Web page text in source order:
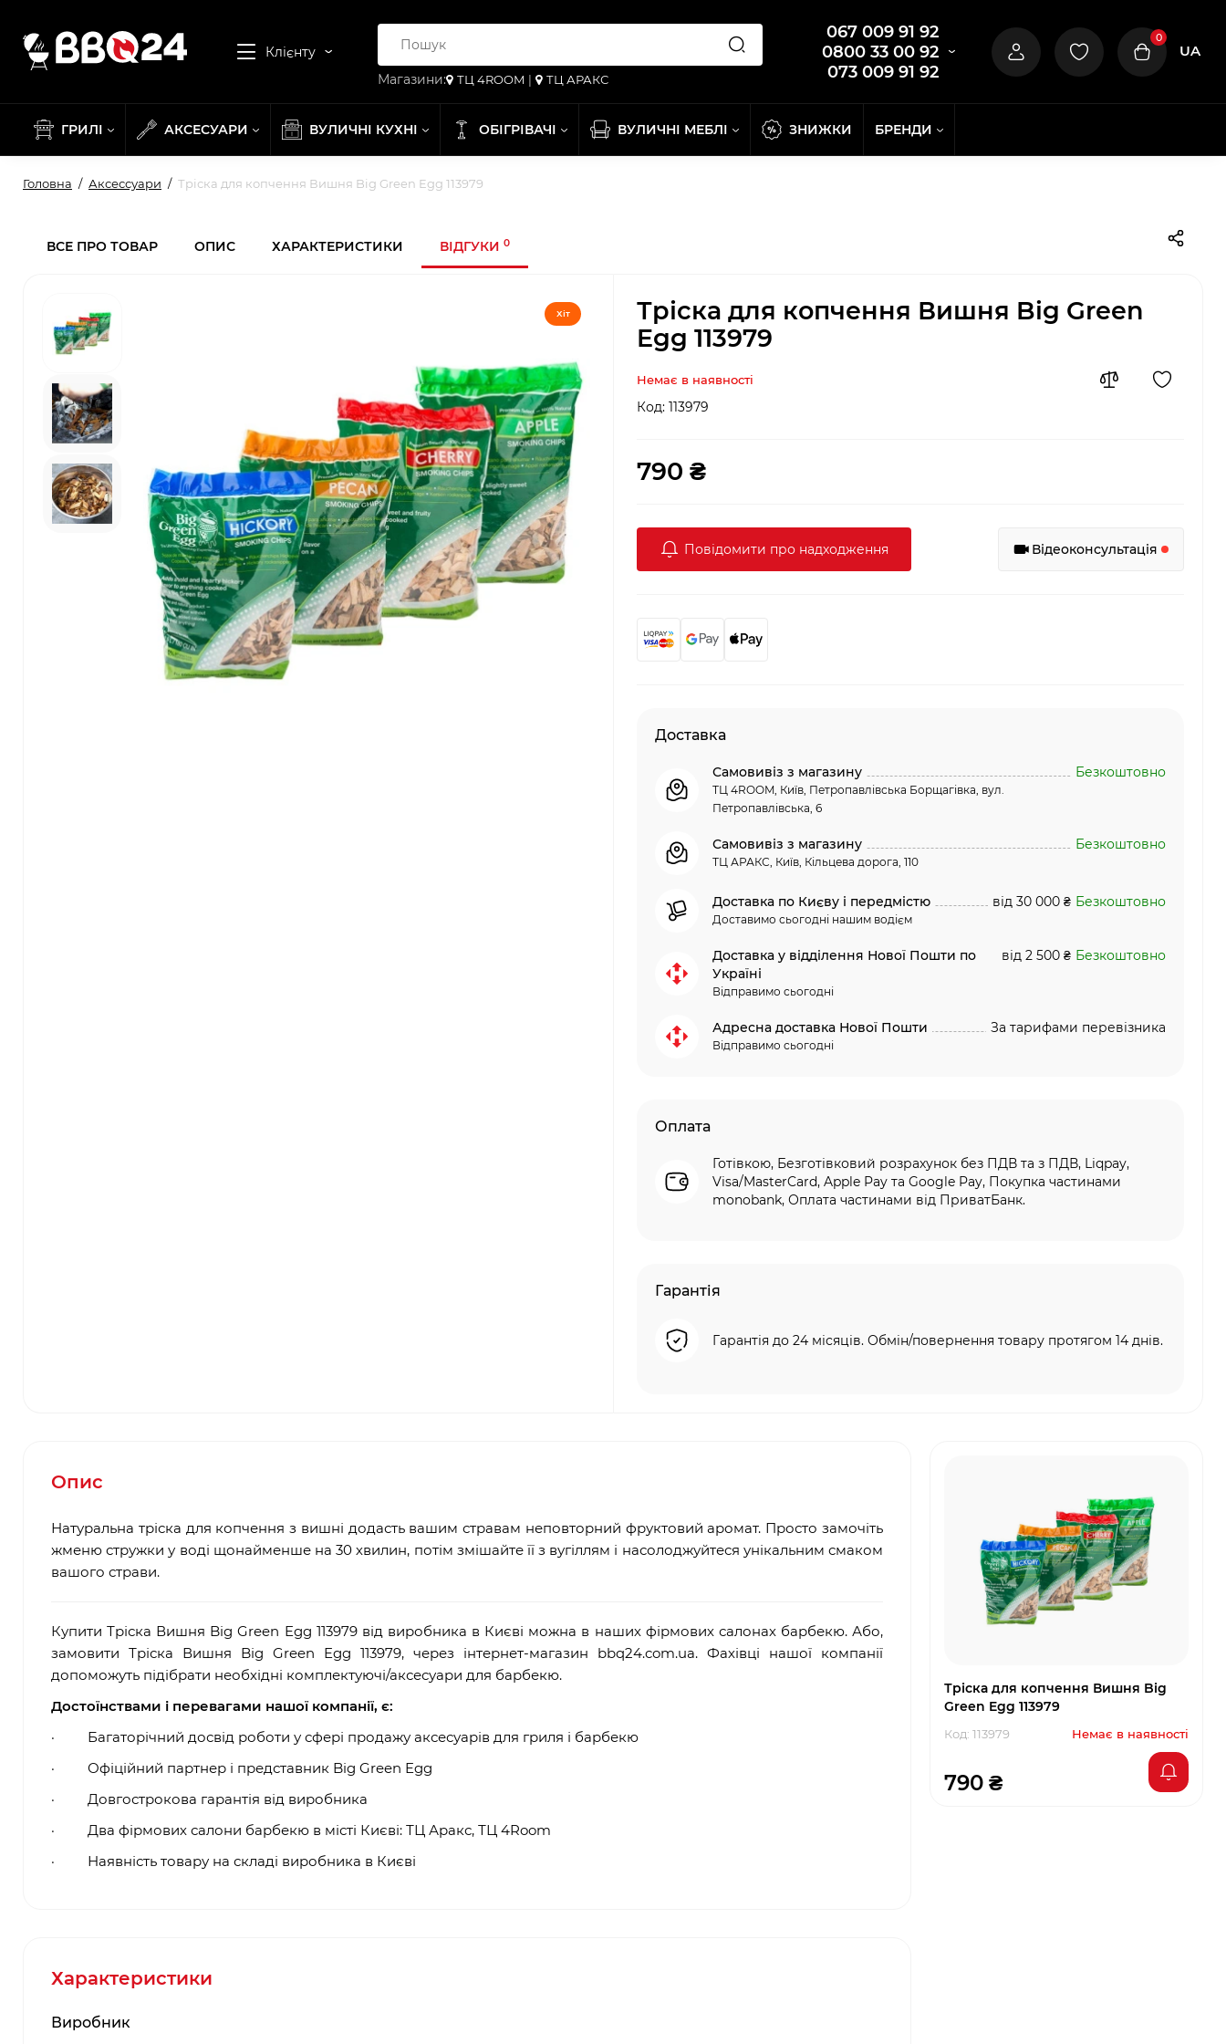
Клієнту
067 009 91 92
0800 33 00 92
073 009 91 92
Магазини: ТЦ 4ROOM | ТЦ АРАКС
0
UA
ГРИЛІ АКСЕСУАРИ ВУЛИЧНІ КУХНІ ОБІГРІВАЧІ ВУЛИЧНІ МЕБЛІ ЗНИЖКИ БРЕНДИ
Головна Аксессуари Тріска для копчення Вишня Big Green Egg 113979
ВСЕ ПРО ТОВАР ОПИС ХАРАКТЕРИСТИКИ ВІДГУКИ 0
Хіт
Тріска для копчення Вишня Big Green
Egg 113979
Немає в наявності
Код: 113979
790 ₴
Повідомити про надходження Відеоконсультація
Доставка
Самовивіз з магазину
ТЦ 4ROOM, Київ, Петропавлівська Борщагівка, вул.
Петропавлівська, 6
Безкоштовно
Самовивіз з магазину
ТЦ АРАКС, Київ, Кільцева дорога, 110
Безкоштовно
Доставка по Києву і передмістю
Доставимо сьогодні нашим водієм
від 30 000 ₴ Безкоштовно
Доставка у відділення Нової Пошти по
Україні
Відправимо сьогодні
від 2 500 ₴ Безкоштовно
Адресна доставка Нової Пошти
Відправимо сьогодні
За тарифами перевізника
Оплата
Готівкою, Безготівковий розрахунок без ПДВ та з ПДВ, Liqpay,
Visa/MasterCard, Apple Pay та Google Pay, Покупка частинами
monobank, Оплата частинами від ПриватБанк.
Гарантія
Гарантія до 24 місяців. Обмін/повернення товару протягом 14 днів.
Опис
Натуральна тріска для копчення з вишні додасть вашим стравам неповторний фруктовий аромат. Просто замочіть
жменю стружки у воді щонайменше на 30 хвилин, потім змішайте її з вугіллям і насолоджуйтеся унікальним смаком
вашого страви.
Купити Тріска Вишня Big Green Egg 113979 від виробника в Києві можна в наших фірмових салонах барбекю. Або,
замовити Тріска Вишня Big Green Egg 113979, через інтернет-магазин bbq24.com.ua. Фахівці нашої компанії
допоможуть підібрати необхідні комплектуючі/аксесуари для барбекю.
Достоїнствами і перевагами нашої компанії, є:
·
Багаторічний досвід роботи у сфері продажу аксесуарів для гриля і барбекю
·
Офіційний партнер і представник Big Green Egg
·
Довгострокова гарантія від виробника
·
Два фірмових салони барбекю в місті Києві: ТЦ Аракс, ТЦ 4Room
·
Наявність товару на складі виробника в Києві
Характеристики
Виробник
Тріска для копчення Вишня Big
Green Egg 113979
Код: 113979 Немає в наявності
790 ₴